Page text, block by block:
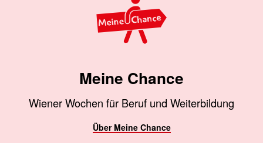
Meine Chance
Wiener Wochen für Beruf und Weiterbildung
Über Meine Chance